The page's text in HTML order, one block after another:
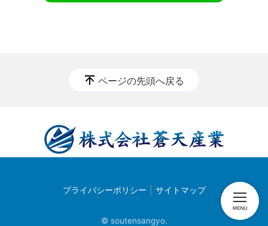
ページの先頭へ戻る
プライバシーポリシー サイトマップ
© soutensangyo.